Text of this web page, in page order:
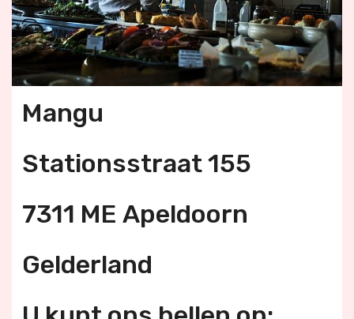
Mangu
Stationsstraat 155
7311 ME Apeldoorn
Gelderland